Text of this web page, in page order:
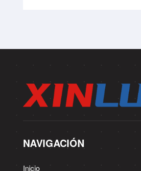
NAVIGACIÓN
Inicio